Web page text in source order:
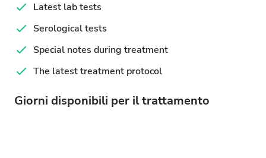
Latest lab tests
Serological tests
Special notes during treatment
The latest treatment protocol
Giorni disponibili per il trattamento